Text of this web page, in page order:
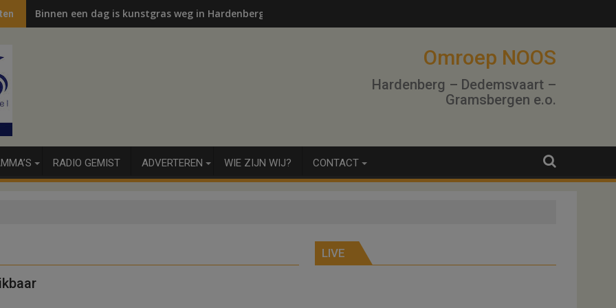
Binnen een dag is kunstgras weg in Hardenberg en Sibculo
Omroep NOOS
Hardenberg – Dedemsvaart –
Gramsbergen e.o.
RADIO GEMIST ADVERTEREN WIE ZIJN WIJ? CONTACT
LIVE